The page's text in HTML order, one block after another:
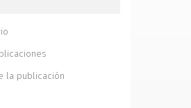
del pie
Comunicación de un
la publicación